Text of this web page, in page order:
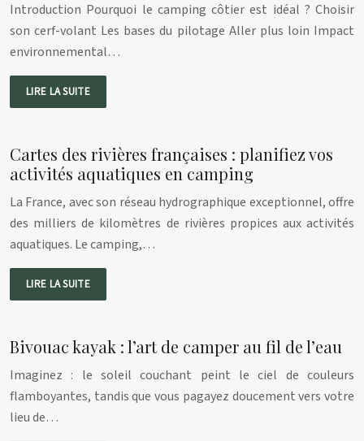
Introduction Pourquoi le camping côtier est idéal ? Choisir
son cerf-volant Les bases du pilotage Aller plus loin Impact
environnemental…
LIRE LA SUITE
Cartes des rivières françaises : planifiez vos
activités aquatiques en camping
La France, avec son réseau hydrographique exceptionnel, offre
des milliers de kilomètres de rivières propices aux activités
aquatiques. Le camping,…
LIRE LA SUITE
Bivouac kayak : l’art de camper au fil de l’eau
Imaginez : le soleil couchant peint le ciel de couleurs
flamboyantes, tandis que vous pagayez doucement vers votre
lieu de…